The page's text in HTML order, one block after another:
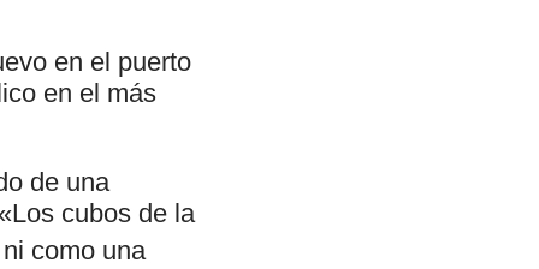
en el puerto
en el más
de una
cubos de la
como una